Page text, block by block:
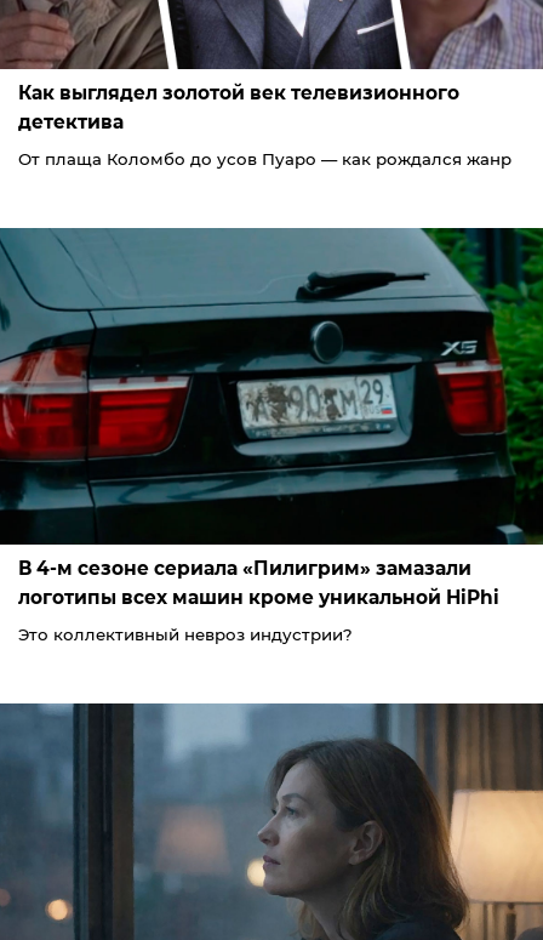
Как выглядел золотой век телевизионного
детектива
От плаща Коломбо до усов Пуаро — как рождался жанр
В 4-м сезоне сериала «Пилигрим» замазали
логотипы всех машин кроме уникальной HiPhi
Это коллективный невроз индустрии?